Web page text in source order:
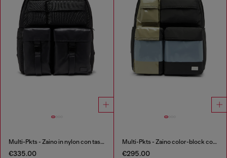
Multi-Pkts - Zaino in nylon con tasche frontali
€335.00
Multi-Pkts - Zaino color-block con tasche multiple
€295.00